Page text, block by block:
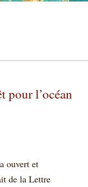
pour l’océan
ouvert et
de la Lettre